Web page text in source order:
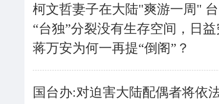
柯文哲妻子在大陆"爽游一周"
“台独”分裂没有生存空间，日
蒋万安为何一再提“倒阁”？
国台办:对迫害大陆配偶者将依